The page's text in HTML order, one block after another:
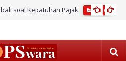
soal Kepatuhan Pajak 2026